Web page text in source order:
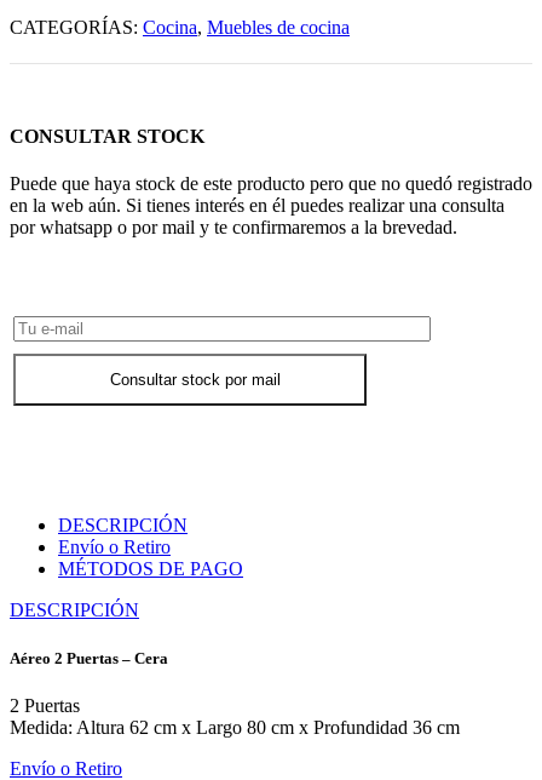
CATEGORÍAS: Cocina, Muebles de cocina
CONSULTAR STOCK
Puede que haya stock de este producto pero que no quedó registrado
en la web aún. Si tienes interés en él puedes realizar una consulta
por whatsapp o por mail y te confirmaremos a la brevedad.
Consultar stock por mail
DESCRIPCIÓN
Envío o Retiro
MÉTODOS DE PAGO
DESCRIPCIÓN
Aéreo 2 Puertas – Cera
2 Puertas
Medida: Altura 62 cm x Largo 80 cm x Profundidad 36 cm
Envío o Retiro